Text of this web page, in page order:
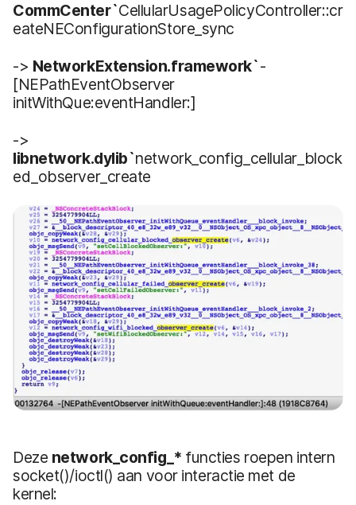
CommCenter`CellularUsagePolicyController::cr
eateNEConfigurationStore_sync
-> NetworkExtension.framework`-
[NEPathEventObserver
initWithQue:eventHandler:]
->
libnetwork.dylib`network_config_cellular_block
ed_observer_create
Deze network_config_* functies roepen intern
socket()/ioctl() aan voor interactie met de
kernel: